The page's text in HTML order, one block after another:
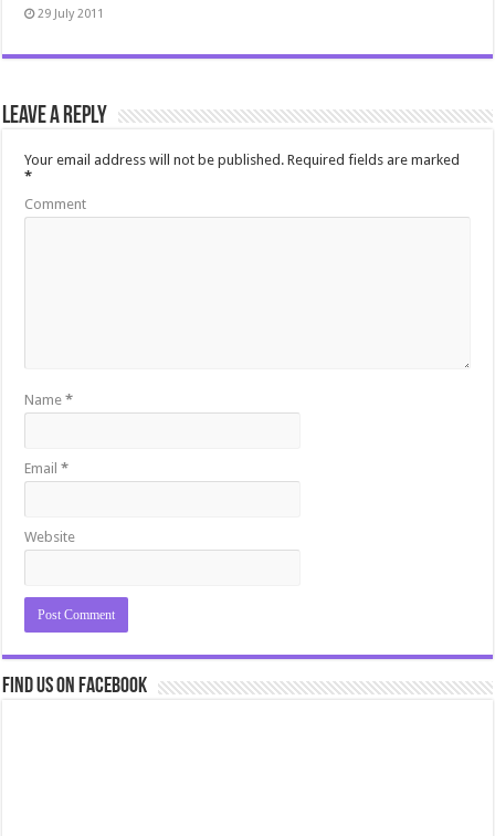
29 July 2011
Leave a Reply
Your email address will not be published. Required fields are marked
*
Comment
Name*
Email*
Website
Find us on Facebook